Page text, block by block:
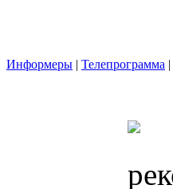
Информеры | Телепрограмма |